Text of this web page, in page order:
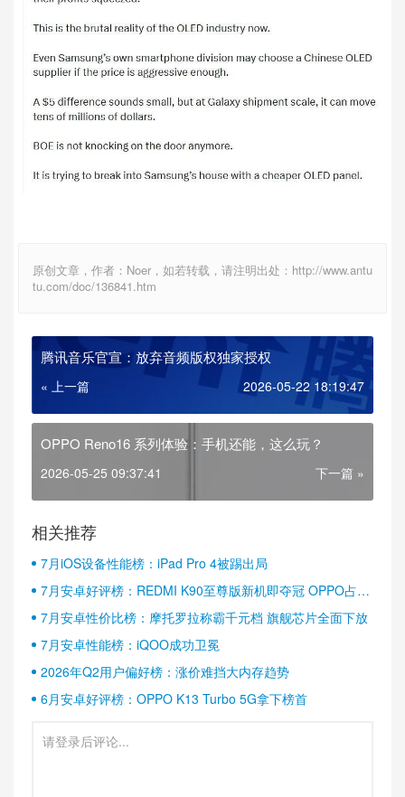
原创文章，作者：Noer，如若转载，请注明出处：http://www.antu
tu.com/doc/136841.htm
腾讯音乐官宣：放弃音频版权独家授权
« 上一篇 2026-05-22 18:19:47
OPPO Reno16 系列体验：手机还能，这么玩？
2026-05-25 09:37:41 下一篇 »
相关推荐
7月iOS设备性能榜：iPad Pro 4被踢出局
7月安卓好评榜：REDMI K90至尊版新机即夺冠 OPPO占据
半壁江山
7月安卓性价比榜：摩托罗拉称霸千元档 旗舰芯片全面下放
7月安卓性能榜：iQOO成功卫冕
2026年Q2用户偏好榜：涨价难挡大内存趋势
6月安卓好评榜：OPPO K13 Turbo 5G拿下榜首